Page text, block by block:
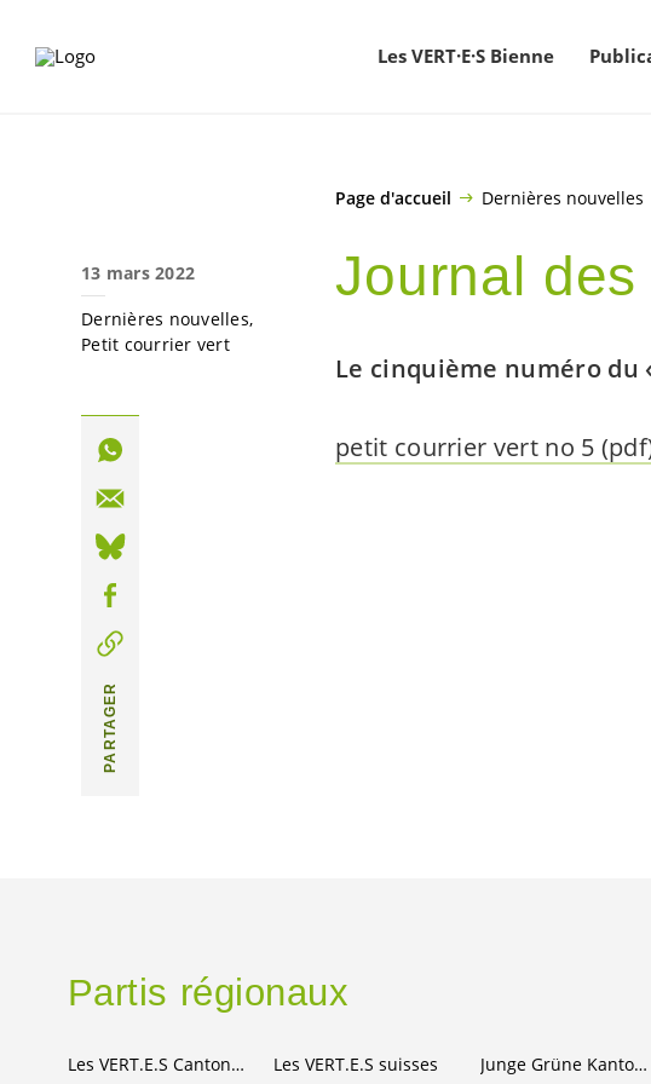
Les VERT·E·S Bienne
Page d'accueil Dernières nouvelles
Journal
Le cinquième numéro
petit courrier vert no 5
13 mars 2022
Dernières nouvelles
Petit courrier vert
PARTAGER
Partis régionaux
Les VERT.E.S Canton de Berne LesVERT.E.S suisses Junge Grüne Kanton Bern